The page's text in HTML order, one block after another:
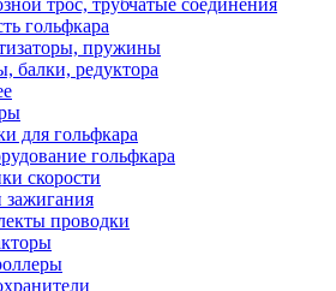
трос, трубчатые соединения
гольфкара
пружины
балки, редуктора
для гольфкара
гольфкара
скорости
зажигания
проводки